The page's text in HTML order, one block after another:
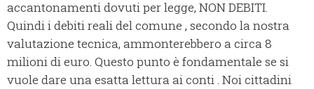
accantonamenti dovuti per legge, NON DEBITI.
Quindi i debiti reali del comune , secondo la nostra
valutazione tecnica, ammonterebbero a circa 8
milioni di euro. Questo punto è fondamentale se si
vuole dare una esatta lettura ai conti . Noi cittadini